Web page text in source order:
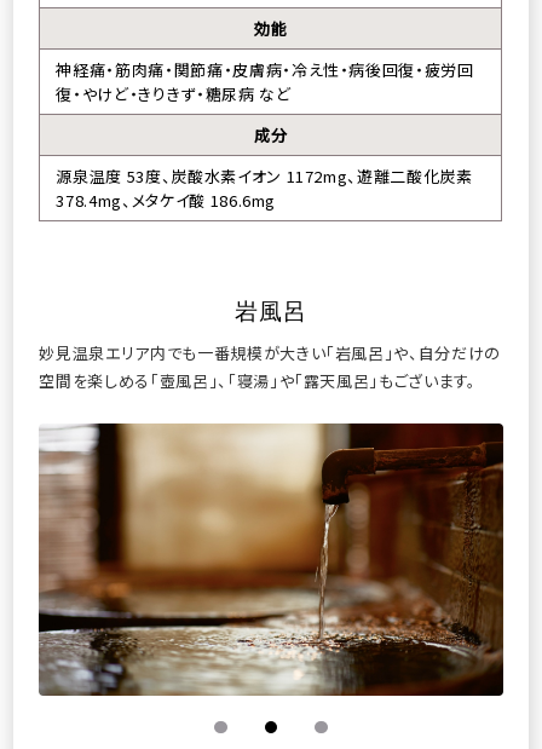
効能
神経痛・筋肉痛・関節痛・皮膚病・冷え性・病後回復・疲労回
復・やけど・きりきず・糖尿病 など
成分
源泉温度 53度、炭酸水素イオン 1172mg、遊離二酸化炭素
378.4mg、メタケイ酸 186.6mg
岩風呂
妙見温泉エリア内でも一番規模が大きい「岩風呂」や、 自分だけの
空間を楽しめる「壺風呂」、「寝湯」や「露天風呂」もございます。